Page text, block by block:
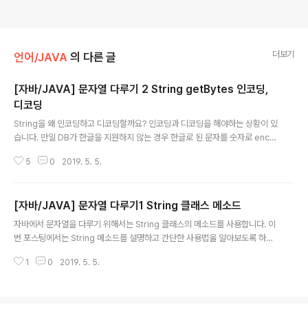
언어/JAVA 의 다른 글 더보기
[자바/JAVA] 문자열 다루기 2 String getBytes 인코딩,
디코딩
String을 왜 인코딩하고 디코딩할까요? 인코딩과 디코딩을 해야하는 상황이 있
습니다. 만일 DB가 한글을 지원하지 않는 경우 한글로 된 문자를 숫자로 enco
보여주면 됩니다. 또는 암호화할때 문자열을 encoding한 후에 암호화하게 됩
니다. byte[] getBytes() byte[] getBytes(Charset charset) byte[] g
etBytes(String charsetName) 문자열을 인코딩된 byte형태로 넘겨줍니
다. 매개변수없이 그냥 ..
5 0 2019. 5. 5.
[자바/JAVA] 문자열 다루기1 String 클래스 메소드
자바에서 문자열을 다루기 위해서는 String 클래스의 메소드를 사용합니다. 이
번 포스팅에서는 String 메소드를 설명하고 간단한 사용법울 알아보도록 하겠
은 메소드겠네요. 사용법이 너무 간단하므로 예를 보이지는 않겠습니다. String
1 0 2019. 5. 5.